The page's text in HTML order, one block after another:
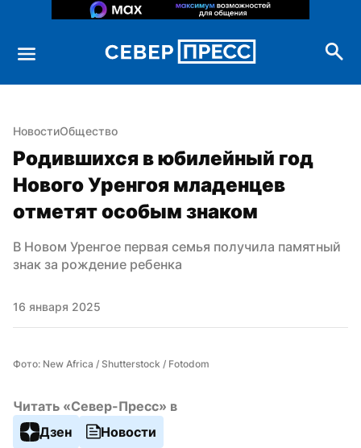
НовостиОбщество
Родившихся в юбилейный год
Нового Уренгоя младенцев
отметят особым знаком
В Новом Уренгое первая семья получила памятный
знак за рождение ребенка
16 января 2025
Фото: New Africa / Shutterstock / Fotodom
Читать «Север-Пресс» в
Дзен
Новости